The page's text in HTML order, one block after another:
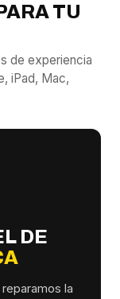
TU
de experiencia
iPad, Mac,
DE
la